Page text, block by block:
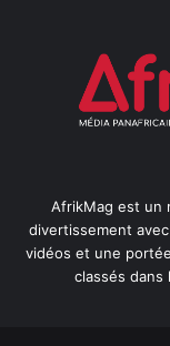
AfrikMag est un
divertissement
vidéos et une
classés dans